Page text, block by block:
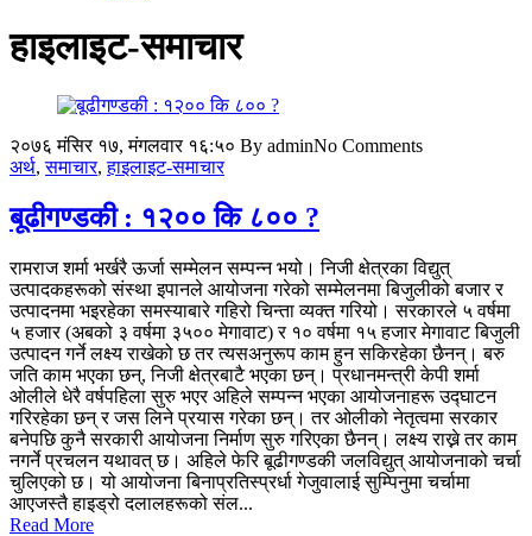
हाइलाइट-समाचार
२०७६ मंसिर १७, मंगलवार १६:५० By adminNo Comments
अर्थ,समाचार,हाइलाइट-समाचार
बूढीगण्डकी : १२०० कि ८०० ?
रामराज शर्मा भर्खरै ऊर्जा सम्मेलन सम्पन्न भयो। निजी क्षेत्रका विद्युत्
उत्पादकहरूको संस्था इपानले आयोजना गरेको सम्मेलनमा बिजुलीको बजार र
उत्पादनमा भइरहेका समस्याबारे गहिरो चिन्ता व्यक्त गरियो। सरकारले ५ वर्षमा
५ हजार (अबको ३ वर्षमा ३५०० मेगावाट) र १० वर्षमा १५ हजार मेगावाट बिजुली
उत्पादन गर्ने लक्ष्य राखेको छ तर त्यसअनुरूप काम हुन सकिरहेका छैनन्। बरु
जति काम भएका छन्, निजी क्षेत्रबाटै भएका छन्। प्रधानमन्त्री केपी शर्मा
ओलीले धेरै वर्षपहिला सुरु भएर अहिले सम्पन्न भएका आयोजनाहरू उद्घाटन
गरिरहेका छन् र जस लिने प्रयास गरेका छन्। तर ओलीको नेतृत्वमा सरकार
बनेपछि कुनै सरकारी आयोजना निर्माण सुरु गरिएका छैनन्। लक्ष्य राख्ने तर काम
नगर्ने प्रचलन यथावत् छ। अहिले फेरि बूढीगण्डकी जलविद्युत् आयोजनाको चर्चा
चुलिएको छ। यो आयोजना बिनाप्रतिस्प्रर्धा गेजुवालाई सुम्पिनुमा चर्चामा
आएजस्तै हाइड्रो दलालहरूको संल...
Read More